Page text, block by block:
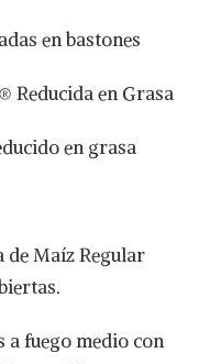
en bastones
Reducida en Grasa
en grasa
de Maíz Regular
a fuego medio con